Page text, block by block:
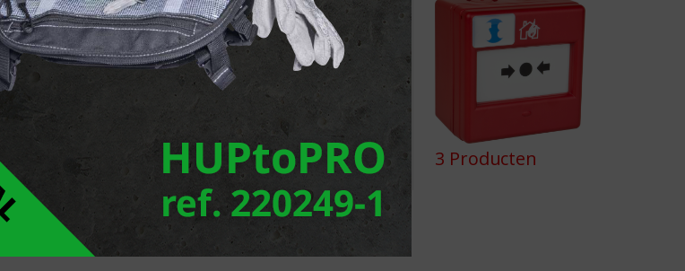
545 Producten 64 Producten 3 Producten